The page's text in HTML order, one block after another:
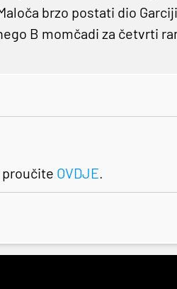
brzo postati dio
B momčadi za četvrti
proučite OVDJE.